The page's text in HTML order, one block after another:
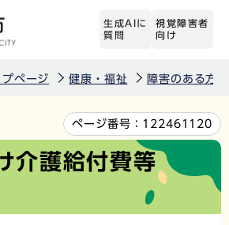
生成AIに
質問
視覚障害者
向け
プページ 健康・福祉 障害のある方
ページ番号： 122461120
介護給付費等